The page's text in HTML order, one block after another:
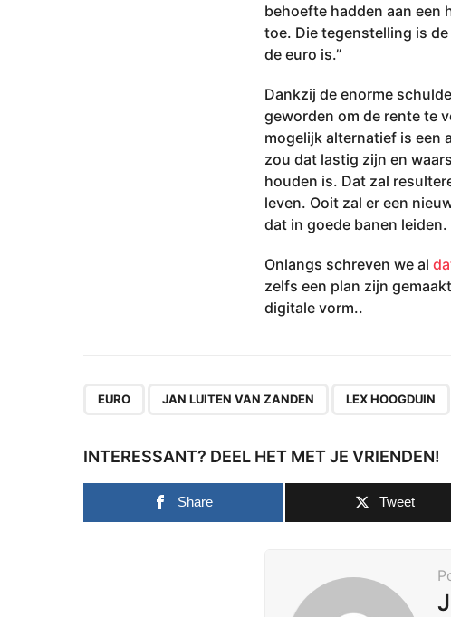
behoefte hadden aan een
toe. Die tegenstelling is
de euro is.”
Dankzij de enorme
geworden om de rente te
mogelijk alternatief is een
zou dat lastig zijn en
houden is. Dat zal
leven. Ooit zal er een
dat in goede banen leiden.
Onlangs schreven we al
zelfs een plan zijn
digitale vorm..
EURO JAN LUITEN VAN ZANDEN LEX HOOGDUIN
INTERESSANT? DEEL HET MET JE VRIENDEN!
Share Tweet